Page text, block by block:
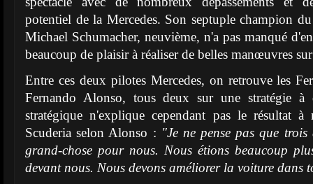
potentiel de la Mercedes. Son septuple champion
Michael Schumacher, neuvième, n'a pas manqué
beaucoup de plaisir à réaliser de belles manœuvres
Entre ces deux pilotes Mercedes, on retrouve les
Fernando Alonso, tous deux sur une stratégie à
stratégique n'explique cependant pas le résultat
Scuderia selon Alonso : "Je ne pense pas que
grand-chose pour nous. Nous étions beaucoup
devant nous. Nous devons améliorer la voiture dans